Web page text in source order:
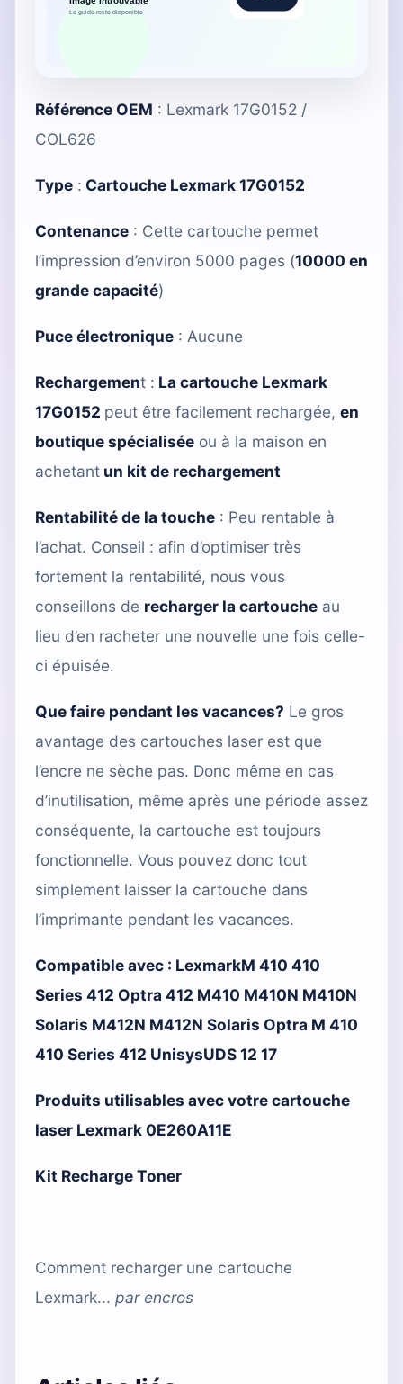
Référence OEM : Lexmark 17G0152 /
COL626
Type : Cartouche Lexmark 17G0152
Contenance : Cette cartouche permet
l’impression d’environ 5000 pages (10000 en
grande capacité)
Puce électronique : Aucune
Rechargement : La cartouche Lexmark
17G0152 peut être facilement rechargée, en
boutique spécialisée ou à la maison en
achetant un kit de rechargement
Rentabilité de la touche : Peu rentable à
l’achat. Conseil : afin d’optimiser très
fortement la rentabilité, nous vous
conseillons de recharger la cartouche au
lieu d’en racheter une nouvelle une fois celle-
ci épuisée.
Que faire pendant les vacances? Le gros
avantage des cartouches laser est que
l’encre ne sèche pas. Donc même en cas
d’inutilisation, même après une période assez
conséquente, la cartouche est toujours
fonctionnelle. Vous pouvez donc tout
simplement laisser la cartouche dans
l’imprimante pendant les vacances.
Compatible avec : LexmarkM 410 410
Series 412 Optra 412 M410 M410N M410N
Solaris M412N M412N Solaris Optra M 410
410 Series 412 UnisysUDS 12 17
Produits utilisables avec votre cartouche
laser Lexmark 0E260A11E
Kit Recharge Toner
Comment recharger une cartouche
Lexmark... parencros